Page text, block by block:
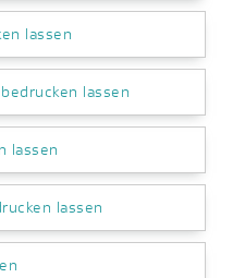
lassen
lassen
lassen
lassen